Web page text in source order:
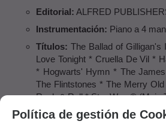
Editorial: ALFRED
Instrumentación: Piano a 4
Títulos: The Ballad of Gilligan's
Love Tonight * Cruella De Vil *
* Hogwarts' Hymn * The
The Flintstones * The Merry
Rock & Roll * Star Wars® (Main
ISBN: 978-0-7390-4959-4.
Política de gestión de